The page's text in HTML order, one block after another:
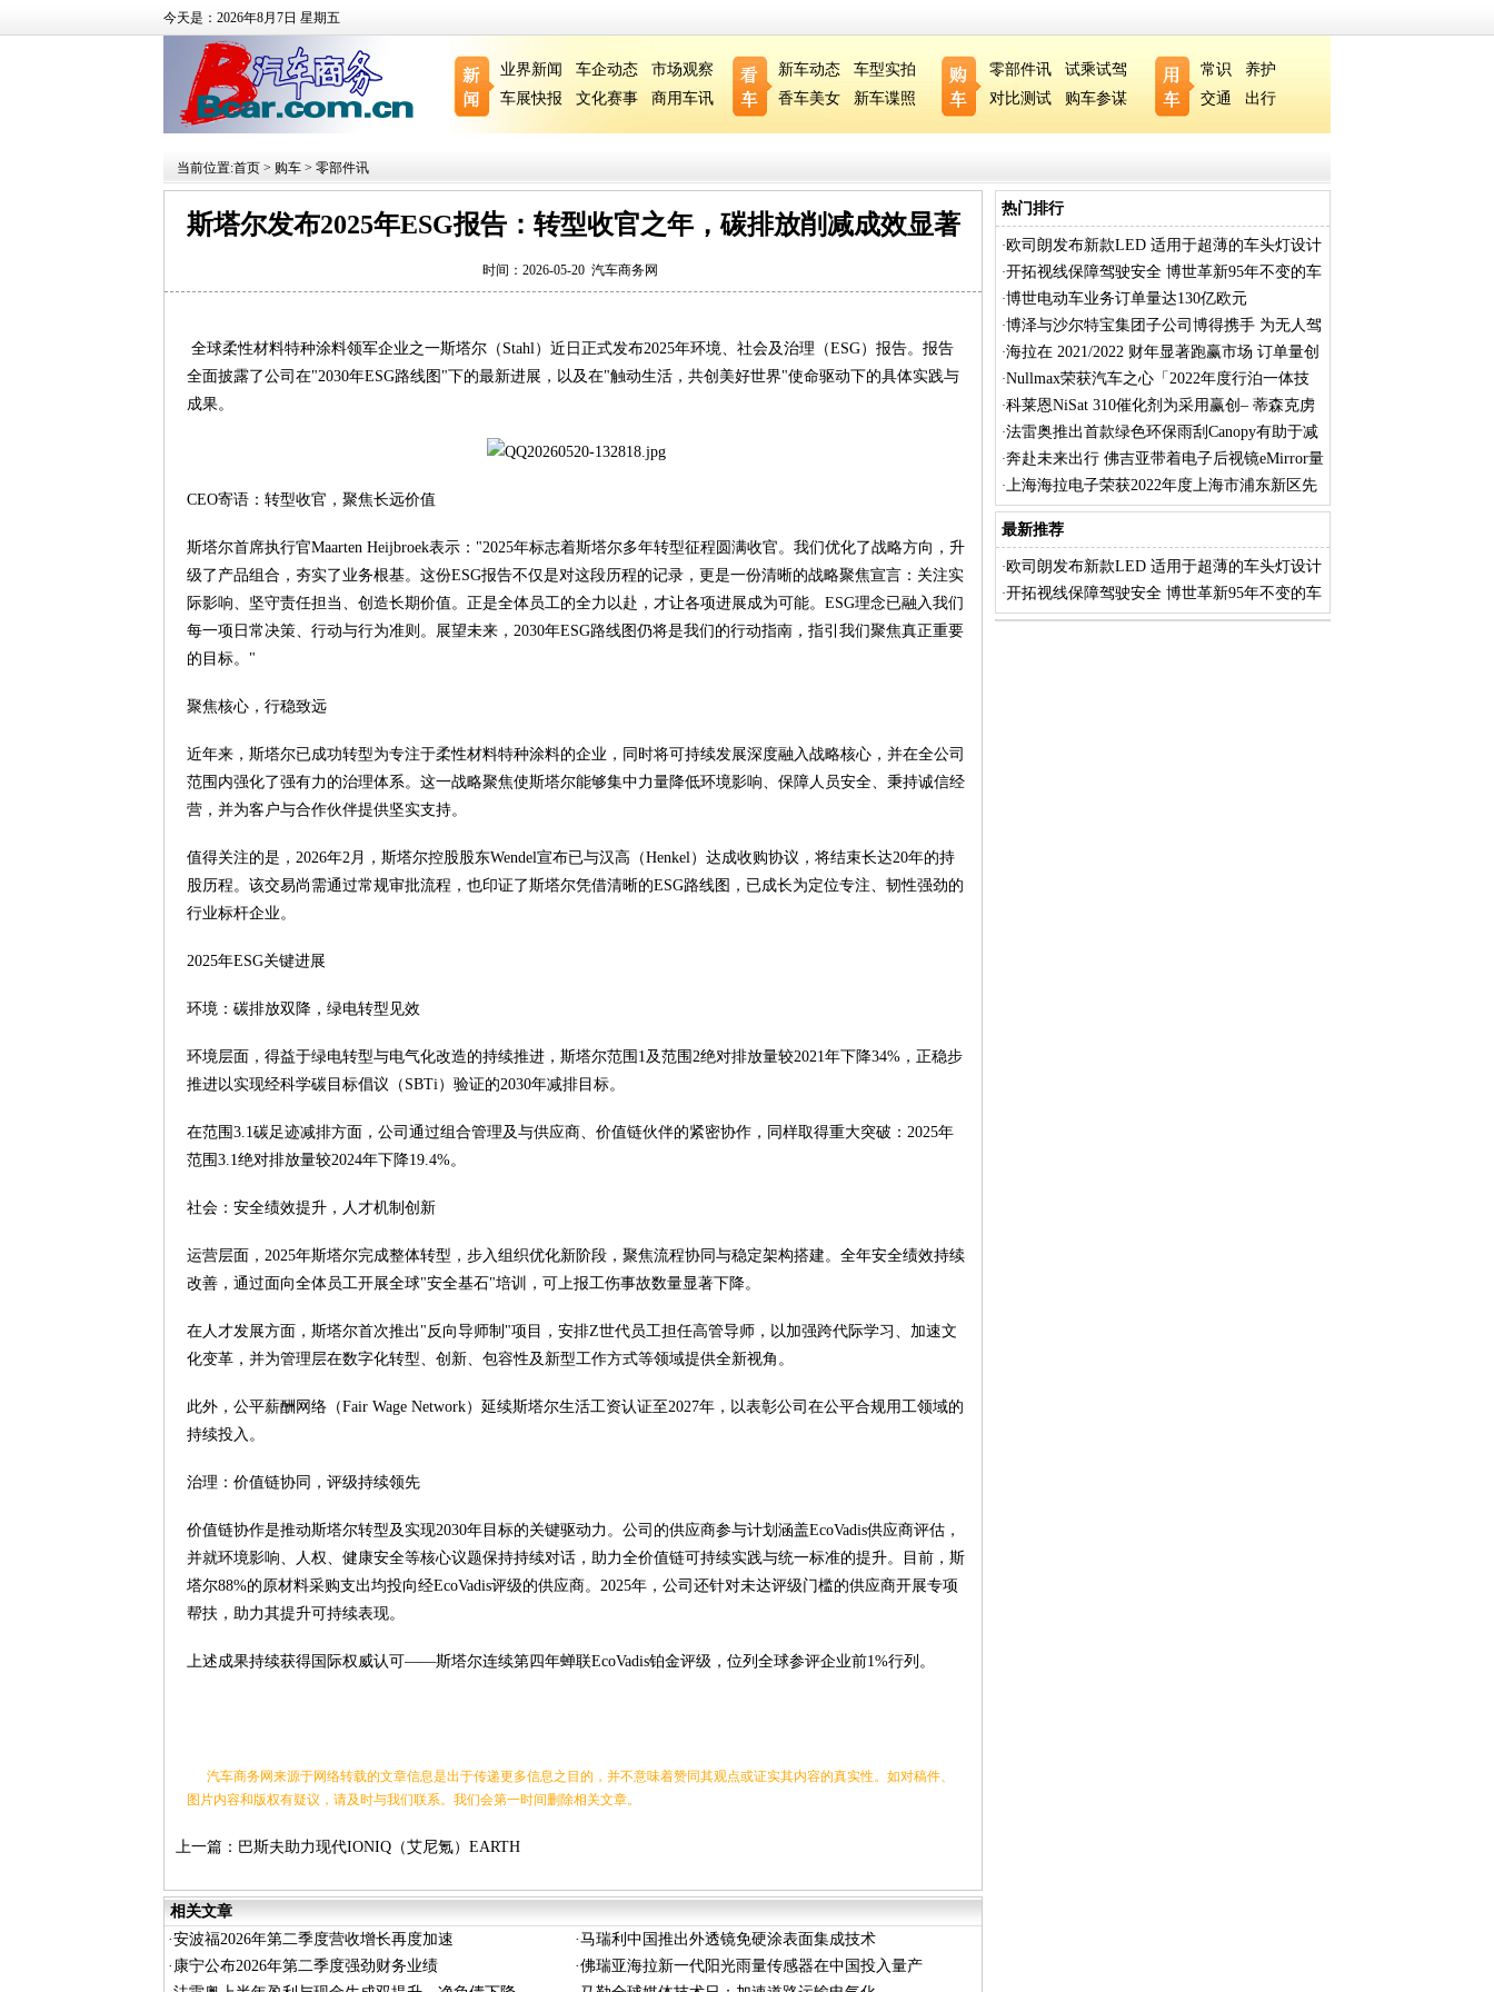
今天是：2026年8月7日 星期五
业界新闻 车企动态
市场观察
车展快报
文化赛事 商用车讯
新车动态
车型实拍
香车美女
新车谍照
零部件讯
试乘试驾
对比测试
购车参谋
常识
养护
交通
出行
当前位置:首页 > 购车 > 零部件讯
斯塔尔发布2025年ESG报告：转型收官之年，碳排放削减成效显著
时间：2026-05-20 汽车商务网
全球柔性材料特种涂料领军企业之一斯塔尔（Stahl）近日正式发布2025年环境、社会及治理（ESG）报告。报告
全面披露了公司在"2030年ESG路线图"下的最新进展，以及在"触动生活，共创美好世界"使命驱动下的具体实践与
成果。
CEO寄语：转型收官，聚焦长远价值
斯塔尔首席执行官Maarten Heijbroek表示："2025年标志着斯塔尔多年转型征程圆满收官。我们优化了战略方向，升
级了产品组合，夯实了业务根基。这份ESG报告不仅是对这段历程的记录，更是一份清晰的战略聚焦宣言：关注实
际影响、坚守责任担当、创造长期价值。正是全体员工的全力以赴，才让各项进展成为可能。ESG理念已融入我们
每一项日常决策、行动与行为准则。展望未来，2030年ESG路线图仍将是我们的行动指南，指引我们聚焦真正重要
的目标。"
聚焦核心，行稳致远
近年来，斯塔尔已成功转型为专注于柔性材料特种涂料的企业，同时将可持续发展深度融入战略核心，并在全公司
范围内强化了强有力的治理体系。这一战略聚焦使斯塔尔能够集中力量降低环境影响、保障人员安全、秉持诚信经
营，并为客户与合作伙伴提供坚实支持。
值得关注的是，2026年2月，斯塔尔控股股东Wendel宣布已与汉高（Henkel）达成收购协议，将结束长达20年的持
股历程。该交易尚需通过常规审批流程，也印证了斯塔尔凭借清晰的ESG路线图，已成长为定位专注、韧性强劲的
行业标杆企业。
2025年ESG关键进展
环境：碳排放双降，绿电转型见效
环境层面，得益于绿电转型与电气化改造的持续推进，斯塔尔范围1及范围2绝对排放量较2021年下降34%，正稳步
推进以实现经科学碳目标倡议（SBTi）验证的2030年减排目标。
在范围3.1碳足迹减排方面，公司通过组合管理及与供应商、价值链伙伴的紧密协作，同样取得重大突破：2025年
范围3.1绝对排放量较2024年下降19.4%。
社会：安全绩效提升，人才机制创新
运营层面，2025年斯塔尔完成整体转型，步入组织优化新阶段，聚焦流程协同与稳定架构搭建。全年安全绩效持续
改善，通过面向全体员工开展全球"安全基石"培训，可上报工伤事故数量显著下降。
在人才发展方面，斯塔尔首次推出"反向导师制"项目，安排Z世代员工担任高管导师，以加强跨代际学习、加速文
化变革，并为管理层在数字化转型、创新、包容性及新型工作方式等领域提供全新视角。
此外，公平薪酬网络（Fair Wage Network）延续斯塔尔生活工资认证至2027年，以表彰公司在公平合规用工领域的
持续投入。
治理：价值链协同，评级持续领先
价值链协作是推动斯塔尔转型及实现2030年目标的关键驱动力。公司的供应商参与计划涵盖EcoVadis供应商评估，
并就环境影响、人权、健康安全等核心议题保持持续对话，助力全价值链可持续实践与统一标准的提升。目前，斯
塔尔88%的原材料采购支出均投向经EcoVadis评级的供应商。2025年，公司还针对未达评级门槛的供应商开展专项
帮扶，助力其提升可持续表现。
上述成果持续获得国际权威认可——斯塔尔连续第四年蝉联EcoVadis铂金评级，位列全球参评企业前1%行列。
汽车商务网来源于网络转载的文章信息是出于传递更多信息之目的，并不意味着赞同其观点或证实其内容的真实性。如对稿件、
图片内容和版权有疑议，请及时与我们联系。我们会第一时间删除相关文章。
上一篇： 巴斯夫助力现代IONIQ（艾尼氪）EARTH
式座椅
相关文章
·安波福2026年第二季度营收增长再度加速 ·马瑞利中国推出外透镜免硬涂表面集成技术
· 康宁公布2026年第二季度强劲财务业绩 ·佛瑞亚海拉新一代阳光雨量传感器在中国投入量产
热门排行
·欧司朗发布新款LED 适用于超薄的车头灯设计
·开拓视线保障驾驶安全 博世革新95年不变的车
·博世电动车业务订单量达130亿欧元
·博泽与沙尔特宝集团子公司博得携手 为无人驾
·海拉在 2021/2022 财年显著跑赢市场 订单量创
·Nullmax荣获汽车之心「2022年度行泊一体技
术
·科莱恩NiSat 310催化剂为采用赢创– 蒂森克虏
·法雷奥推出首款绿色环保雨刮Canopy有助于减
·奔赴未来出行 佛吉亚带着电子后视镜eMirror量
·上海海拉电子荣获2022年度上海市浦东新区先
进
最新推荐
·欧司朗发布新款LED 适用于超薄的车头灯设计
·开拓视线保障驾驶安全 博世革新95年不变的车